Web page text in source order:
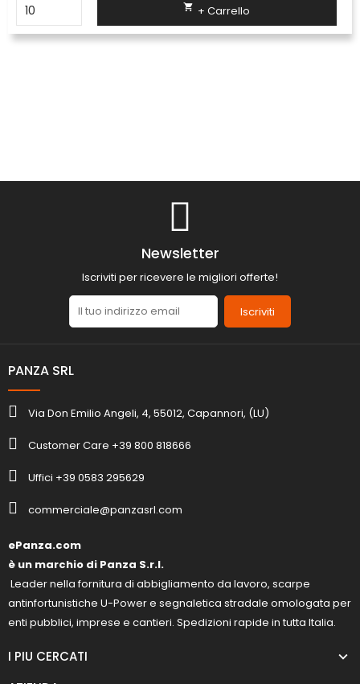
 + Carrello
Newsletter
Iscriviti per ricevere le migliori offerte!
Iscriviti
PANZA SRL
Via Don Emilio Angeli, 4, 55012, Capannori, (LU)
Customer Care +39 800 818666
Uffici +39 0583 295629
commerciale@panzasrl.com
ePanza.com
è un marchio di Panza S.r.l.
Leader nella fornitura di abbigliamento da lavoro, scarpe
antinfortunistiche U-Power e segnaletica stradale omologata per
enti pubblici, imprese e cantieri. Spedizioni rapide in tutta Italia.
I PIU CERCATI